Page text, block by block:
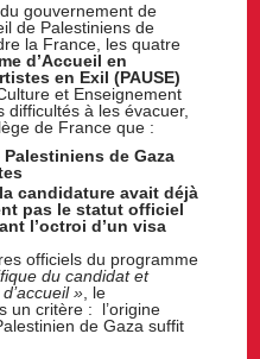
gouvernement de
de Palestiniens de
la France, les quatre
d’Accueil en
en Exil (PAUSE)
et Enseignement
à les évacuer,
de France que :
de Gaza
candidature avait déjà
pas le statut officiel
l’octroi d’un visa
officiels du programme
du candidat et
» , le
un critère : l’origine
de Gaza suffit